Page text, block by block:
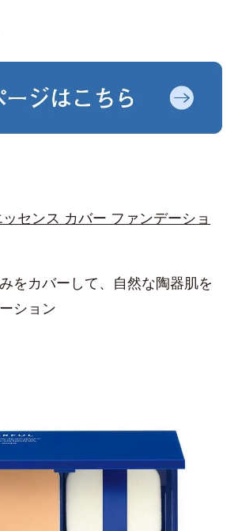
センス カバー ファンデーショ
をカバーして、自然な陶器肌を
ション